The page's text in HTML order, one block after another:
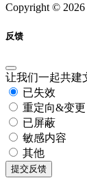
Copyright © 2026
反馈
让我们一起共建
已失效
重定向&变更
已屏蔽
敏感内容
其他
提交反馈